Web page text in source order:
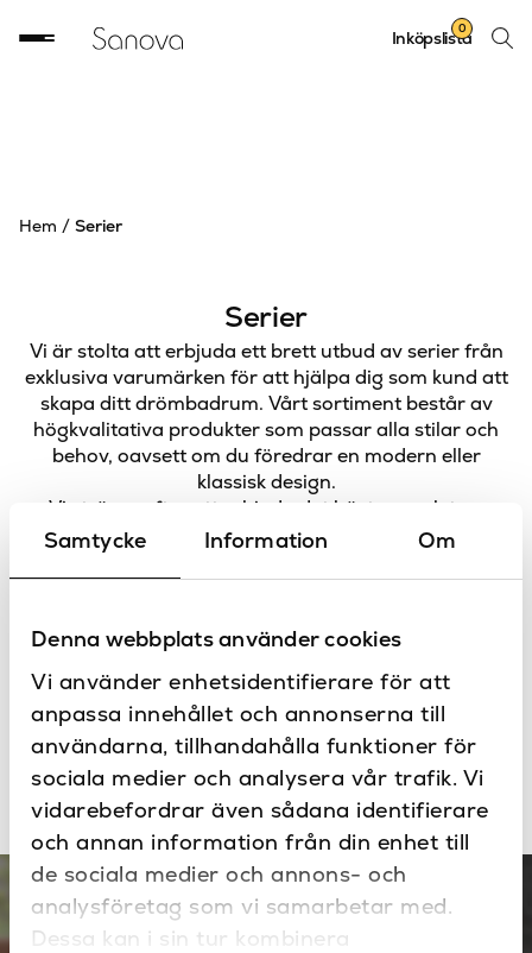
Samtycke Information Om
Denna webbplats använder cookies
Vi använder enhetsidentifierare för att
anpassa innehållet och annonserna till
användarna, tillhandahålla funktioner för
sociala medier och analysera vår trafik. Vi
vidarebefordrar även sådana identifierare
och annan information från din enhet till
de sociala medier och annons- och
analysföretag som vi samarbetar med.
Dessa kan i sin tur kombinera
Sök
Inköpslista
0
Hem / Serier
Serier
Vi är stolta att erbjuda ett brett utbud av serier från
exklusiva varumärken för att hjälpa dig som kund att
skapa ditt drömbadrum. Vårt sortiment består av
högkvalitativa produkter som passar alla stilar och
behov, oavsett om du föredrar en modern eller
klassisk design.
Vi strävar efter att erbjuda det bästa urvalet av
produkter för att ge dig möjligheten att skapa det
Alla kategorier Badkar Badkarsblandare
Asis